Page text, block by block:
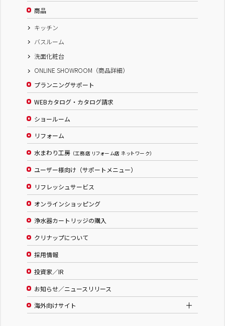
商品
キッチン
バスルーム
洗面化粧台
ONLINE SHOWROOM（商品詳細）
プランニングサポート
WEBカタログ・カタログ請求
ショールーム
リフォーム
水まわり工房 （工務店 リフォーム店 ネットワーク）
ユーザー様向け（サポートメニュー）
リフレッシュサービス
オンラインショッピング
浄水器カートリッジの購入
クリナップについて
採用情報
投資家／IR
お知らせ／ニュースリリース
海外向けサイト